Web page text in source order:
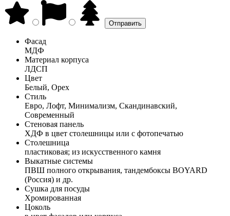
Фасад
МДФ
Материал корпуса
ЛДСП
Цвет
Белый, Орех
Стиль
Евро, Лофт, Минимализм, Скандинавский,
Современный
Стеновая панель
ХДФ в цвет столешницы или с фотопечатью
Столешница
пластиковая; из искусственного камня
Выкатные системы
ПВШ полного открывания, тандембоксы BOYARD
(Россия) и др.
Сушка для посуды
Хромированная
Цоколь